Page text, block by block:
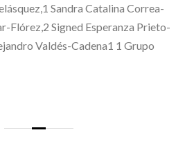
Sandra Catalina Correa-
Flórez,2 Signed Esperanza Prieto-
Valdés-Cadena1 1 Grupo